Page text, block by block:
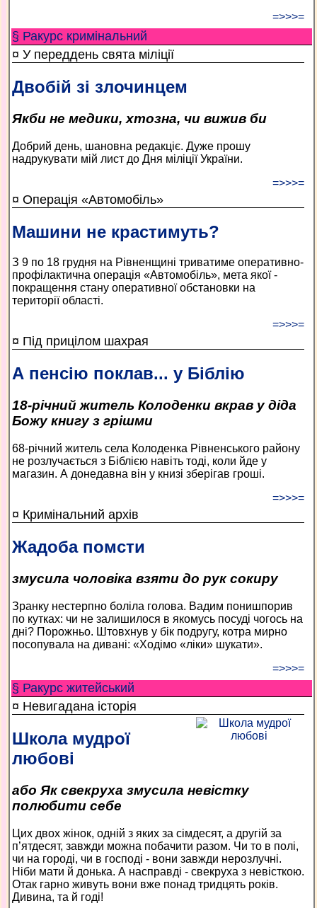
=>>>=
§ Ракурс кримінальний
¤ У переддень свята міліції
Двобій зі злочинцем
Якби не медики, хтозна, чи вижив би
Добрий день, шановна редакціє. Дуже прошу
надрукувати мій лист до Дня міліції України.
=>>>=
¤ Операція «Автомобіль»
Машини не крастимуть?
З 9 по 18 грудня на Рівненщині триватиме оперативно-
профілактична операція «Автомобіль», мета якої -
покращення стану оперативної обстановки на
території області.
=>>>=
¤ Під прицілом шахрая
А пенсію поклав... у Біблію
18-річний житель Колоденки вкрав у діда
Божу книгу з грішми
68-річний житель села Колоденка Рівненського району
не розлучається з Біблією навіть тоді, коли йде у
магазин. А донедавна він у книзі зберігав гроші.
=>>>=
¤ Кримінальний архів
Жадоба помсти
змусила чоловіка взяти до рук сокиру
Зранку нестерпно боліла голова. Вадим понишпорив
по кутках: чи не залишилося в якомусь посуді чогось на
дні? Порожньо. Штовхнув у бік подругу, котра мирно
посопувала на дивані: «Ходімо «ліки» шукати».
=>>>=
§ Ракурс житейський
¤ Невигадана історія
Школа мудрої
любові
або Як свекруха змусила невістку
полюбити себе
Цих двох жінок, одній з яких за сімдесят, а другій за
п’ятдесят, завжди можна побачити разом. Чи то в полі,
чи на городі, чи в господі - вони завжди нерозлучні.
Ніби мати й донька. А насправді - свекруха з невісткою.
Отак гарно живуть вони вже понад тридцять років.
Дивина, та й годі!